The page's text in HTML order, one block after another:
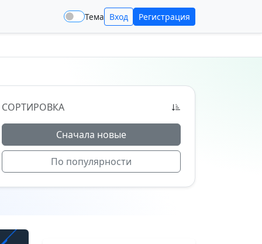
Тема Вход Регистрация
СОРТИРОВКА
Сначала новые
По популярности